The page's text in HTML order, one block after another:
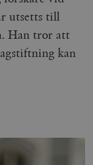
utsetts till
Han tror att
kan